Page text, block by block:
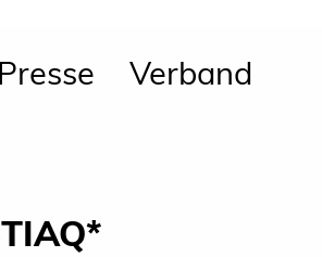
Presse Verband